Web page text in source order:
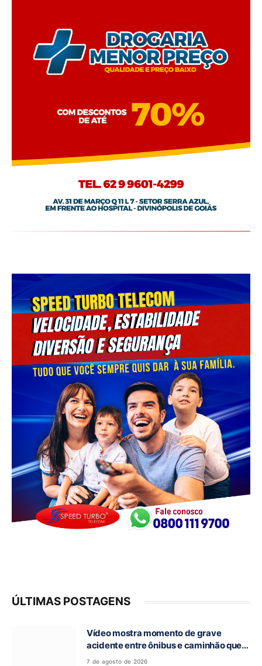
ÚLTIMAS POSTAGENS
Vídeo mostra momento de grave
acidente entre ônibus e caminhão que
deixou cinco mortos na GO-010, em
7 de agosto de 2026